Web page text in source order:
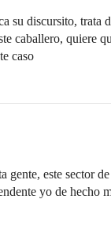
su discursito,
caballero, quiere
caso
gente, este sector
yo de hecho